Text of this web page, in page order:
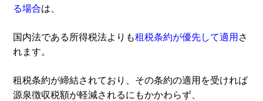
る場合は、
国内法である所得税法よりも租税条約が優先して適用さ
れます。
租税条約が締結されており、その条約の適用を受ければ
源泉徴収税額が軽減されるにもかかわらず、